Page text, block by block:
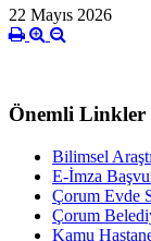
22 Mayıs 2026
Önemli Linkler
Bilimsel
E-İmza
Çorum Evde
Çorum
Kamu